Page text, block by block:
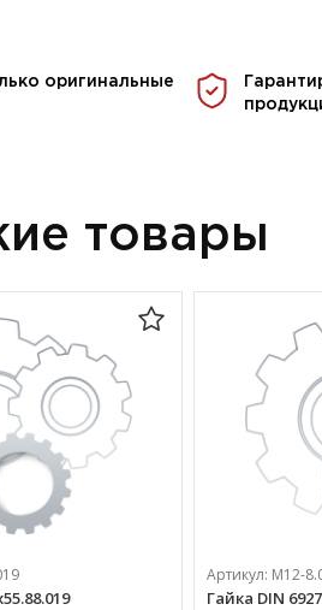
оригинальные
товары
Артикул: М12-
Гайка DIN